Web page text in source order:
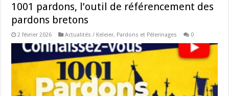
1001 pardons, l’outil de référencement des
pardons bretons
2 février 2026 Actualités / Keleier, Pardons et Pèlerinages 0